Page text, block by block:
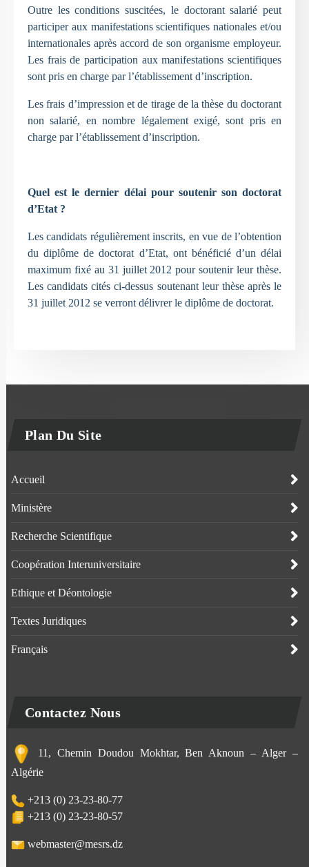
Outre les conditions suscitées, le doctorant salarié peut
participer aux manifestations scientifiques nationales et/ou
internationales après accord de son organisme employeur.
Les frais de participation aux manifestations scientifiques
sont pris en charge par l’établissement d’inscription.
Les frais d’impression et de tirage de la thèse du doctorant
non salarié, en nombre légalement exigé, sont pris en
charge par l’établissement d’inscription.
Quel est le dernier délai pour soutenir son doctorat
d’Etat ?
Les candidats régulièrement inscrits, en vue de l’obtention
du diplôme de doctorat d’Etat, ont bénéficié d’un délai
maximum fixé au 31 juillet 2012 pour soutenir leur thèse.
Les candidats cités ci-dessus soutenant leur thèse après le
31 juillet 2012 se verront délivrer le diplôme de doctorat.
Plan Du Site
Accueil
Ministère
Recherche Scientifique
Coopération Interuniversitaire
Ethique et Déontologie
Textes Juridiques
Français
Contactez Nous
11, Chemin Doudou Mokhtar, Ben Aknoun – Alger –
Algérie
+213 (0) 23-23-80-77
+213 (0) 23-23-80-57
webmaster@mesrs.dz